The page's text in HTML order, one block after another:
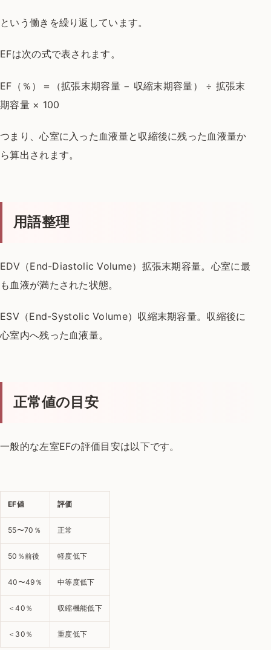
という働きを繰り返しています。
EFは次の式で表されます。
EF（％）＝（拡張末期容量 − 収縮末期容量） ÷ 拡張末
期容量 × 100
つまり、心室に入った血液量と 収縮後に残った血液量か
ら算出されます。
用語整理
EDV（End-Diastolic Volume） 拡張末期容量。心室に最
も血液が満たされた状態。
ESV（End-Systolic Volume） 収縮末期容量。収縮後に
心室内へ残った血液量。
正常値の目安
一般的な左室EFの評価目安は以下です。
EF値 評価
55〜70％ 正常
50％前後 軽度低下
40〜49％ 中等度低下
＜40％ 収縮機能低下
＜30％ 重度低下